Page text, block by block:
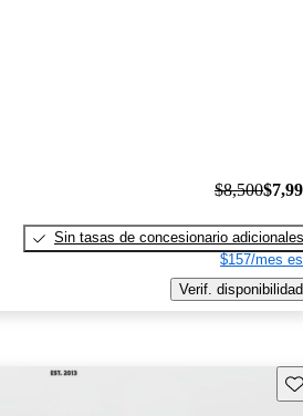
$8,500
Sin tasas de concesionario adicionales
$157/mes
Verif. disponibilidad